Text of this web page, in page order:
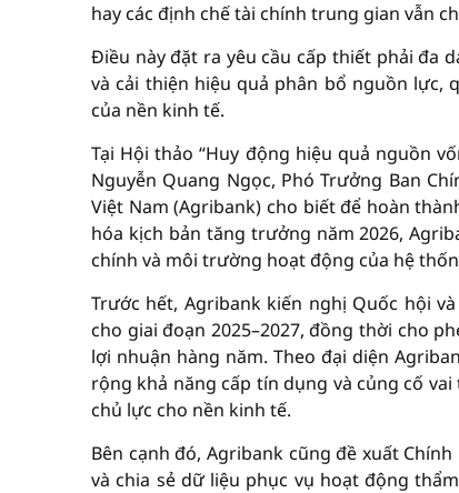
hay các định chế tài chính trung gian vẫn
Điều này đặt ra yêu cầu cấp thiết phải đa
và cải thiện hiệu quả phân bổ nguồn
của nền kinh tế.
Tại Hội thảo “Huy động hiệu quả nguồn
Nguyễn Quang Ngọc, Phó Trưởng Ban
Việt Nam (Agribank) cho biết để hoàn
hóa kịch bản tăng trưởng năm 2026,
chính và môi trường hoạt động của hệ
Trước hết, Agribank kiến nghị Quốc hội
cho giai đoạn 2025–2027, đồng thời cho
lợi nhuận hàng năm. Theo đại diện
rộng khả năng cấp tín dụng và củng cố
chủ lực cho nền kinh tế.
Bên cạnh đó, Agribank cũng đề xuất
và chia sẻ dữ liệu phục vụ hoạt động